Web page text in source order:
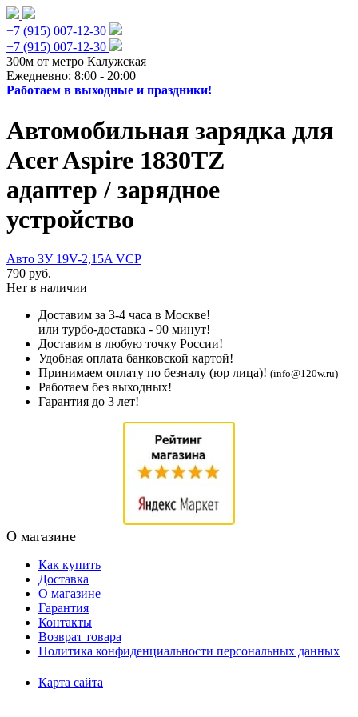
+7 (915) 007-12-30
+7 (915) 007-12-30
300м от метро Калужская
Ежедневно: 8:00 - 20:00
Работаем в выходные и праздники!
Автомобильная зарядка для
Acer Aspire 1830TZ
адаптер / зарядное
устройство
Авто ЗУ 19V-2,15A VCP
790 руб.
Нет в наличии
Доставим за 3-4 часа в Москве!
или турбо-доставка - 90 минут!
Доставим в любую точку России!
Удобная оплата банковской картой!
Принимаем оплату по безналу (юр лица)! (info@120w.ru)
Работаем без выходных!
Гарантия до 3 лет!
О магазине
Как купить
Доставка
О магазине
Гарантия
Контакты
Возврат товара
Политика конфиденциальности персональных данных
Карта сайта